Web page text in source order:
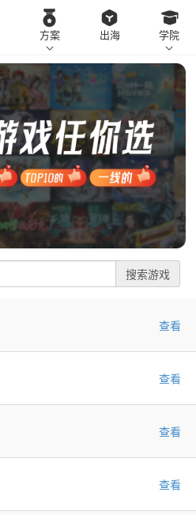
方案 出海 学院
搜索游戏
查看
查看
查看
查看